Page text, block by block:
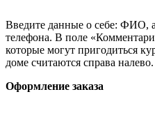
Введите данные о себе: ФИО,
телефона. В поле
которые могут пригодиться
доме считаются справа налево.
Оформление заказа